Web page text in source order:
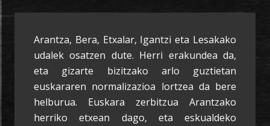
Arantza, Bera, Etxalar, Igantzi eta Lesakako
udalek osatzen dute. Herri erakundea da,
eta gizarte bizitzako arlo guztietan
euskararen normalizazioa lortzea da bere
helburua. Euskara zerbitzua Arantzako
herriko etxean dago, eta eskualdeko